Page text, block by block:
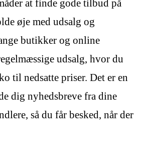
at finde gode tilbud på
øje med udsalg og
butikker og online
udsalg, hvor du
til nedsatte priser. Det er en
dig nyhedsbreve fra dine
så du får besked, når der